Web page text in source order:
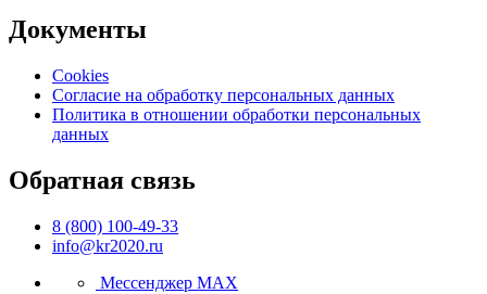
Документы
Cookies
Согласие на обработку персональных данных
Политика в отношении обработки персональных
данных
Обратная связь
8 (800) 100-49-33
info@kr2020.ru
Мессенджер MAX